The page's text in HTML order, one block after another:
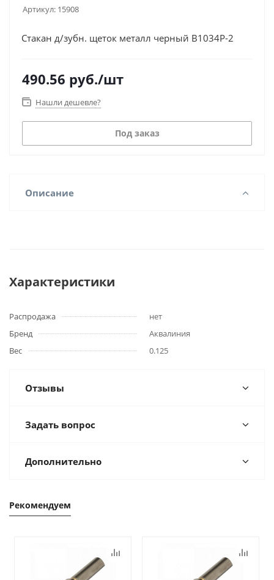
Артикул: 15908
Стакан д/зубн. щеток металл черный B1034P-2
490.56 руб./шт
Нашли дешевле?
Под заказ
Описание
Характеристики
Распродажа
нет
Бренд
Аквалиния
Вес
0.125
Отзывы
Задать вопрос
Дополнительно
Рекомендуем